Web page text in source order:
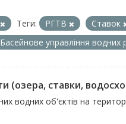
Теги: РГТВ Ставок
Басейнове управління водних
(озера, ставки,
водних об'єктів на